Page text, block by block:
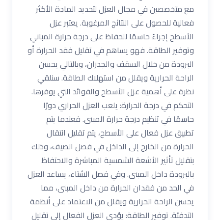
مع متخصصين في مجال العزل لتحديد المادة الأكثر
فعالية للحصول على النتائج المرغوبة. يعتبر عزل
الأسطح إجراءً حاسمًا للحفاظ على درجة حرارة المباني
وتوفير الطاقة. فهو يساهم في تقليل فقد الحرارة أو
البرودة من خلال السقف والجدران، وبالتالي يحسن
الراحة الحرارية ويقلل من استهلاك الطاقة. سنلقي
نظرة على أهمية عزل الأسطح والفوائد التي يوفرها.
التحكم في درجة الحرارة: يلعب العزل الحراري دورًا
حاسمًا في تنظيم درجة حرارة المبنى. فعندما يتم
تطبيق عزل فعال على الأسطح، يتم تقليل انتقال
الحرارة من الخارج إلى الداخل في فصل الصيف، وذلك
بتقليل تأثير الأشعة الشمسية المباشرة والاحتفاظ
بالبرودة داخل المبنى. وفي فصل الشتاء، يساعد العزل
في الحد من فقدان الحرارة من داخل المبنى، مما
يحسن الراحة الحرارية ويقلل من الاعتماد على أنظمة
التدفئة. توفير الطاقة: يؤدي العزل الفعال إلى تقليل